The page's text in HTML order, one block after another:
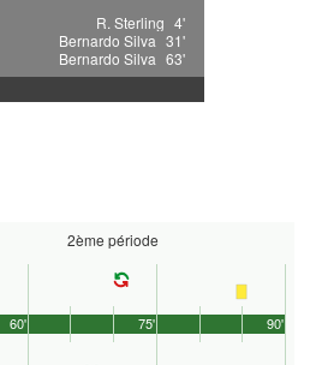
R. Sterling 4'
Bernardo Silva 31'
Bernardo Silva 63'
2ème période
90'
60' 75'